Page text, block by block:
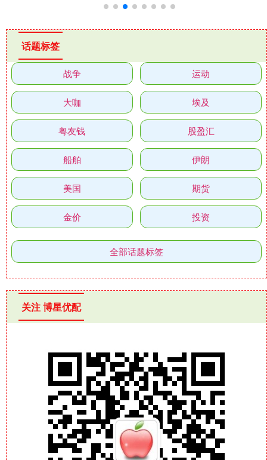
话题标签
战争 运动
大咖 埃及
粤友钱 股盈汇
船舶 伊朗
美国 期货
金价 投资
全部话题标签
关注 博星优配